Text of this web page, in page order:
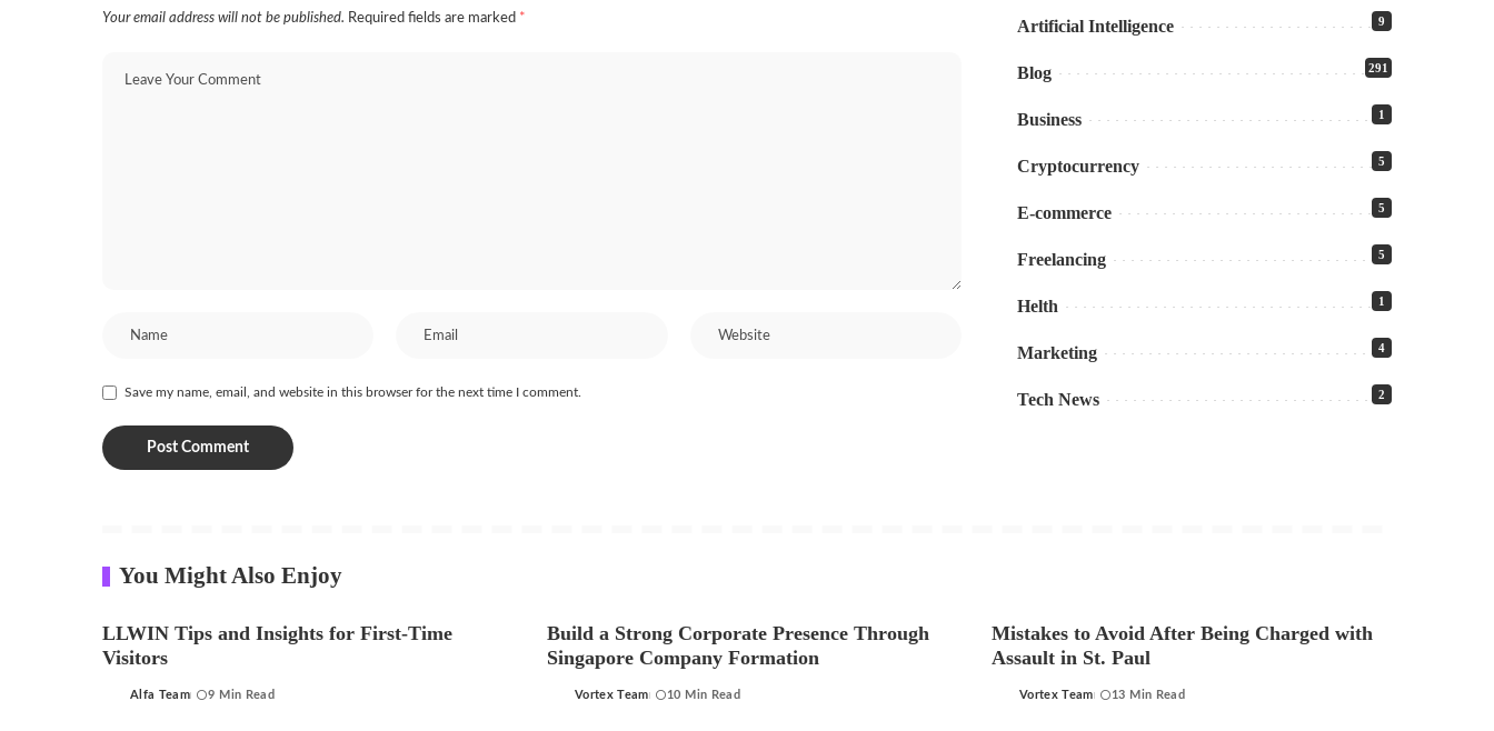
Your email address will not be published. Required fields are marked *
Save my name, email, and website in this browser for the next time I comment.
Artificial Intelligence 9
Blog 291
Business 1
Cryptocurrency 5
E-commerce 5
Freelancing 5
Helth 1
Marketing 4
Tech News 2
You Might Also Enjoy
LLWIN Tips and Insights for First-Time
Visitors
Alfa Team 9 Min Read
Build a Strong Corporate Presence Through
Singapore Company Formation
Vortex Team 10 Min Read
Mistakes to Avoid After Being Charged with
Assault in St. Paul
Vortex Team 13 Min Read